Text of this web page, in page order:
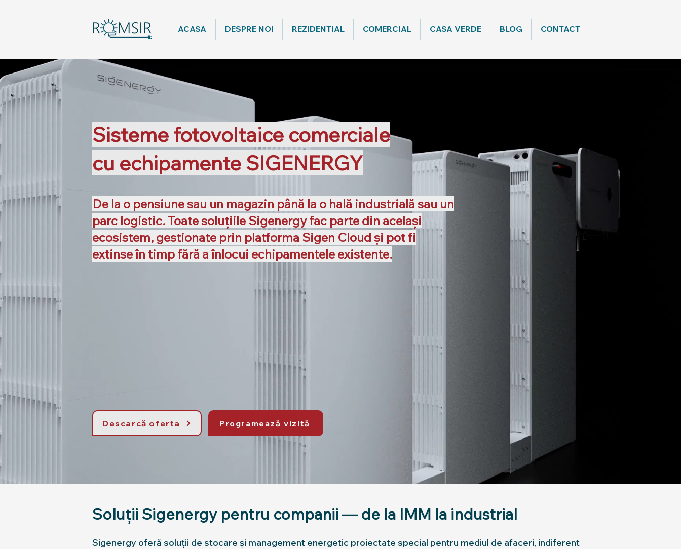
ACASA DESPRE NOI REZIDENTIAL COMERCIAL CASA VERDE BLOG CONTACT
Sisteme fotovoltaice comerciale
cu echipamente SIGENERGY
De la o pensiune sau un magazin până la o hală industrială sau un
parc logistic. Toate soluțiile Sigenergy fac parte din același
ecosistem, gestionate prin platforma Sigen Cloud și pot fi
extinse în timp fără a înlocui echipamentele existente.
Descarcă oferta Programează vizită
Soluții Sigenergy pentru companii — de la IMM la industrial
Sigenergy oferă soluții de stocare și management energetic proiectate special pentru mediul de afaceri, indiferent